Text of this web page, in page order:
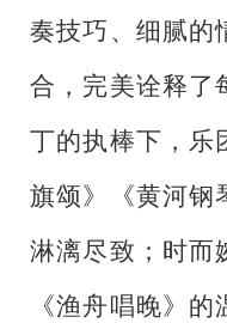
奏技巧、细腻的
合，完美诠释了
丁的执棒下，乐
旗颂》《黄河钢
淋漓尽致；时而
《渔舟唱晚》